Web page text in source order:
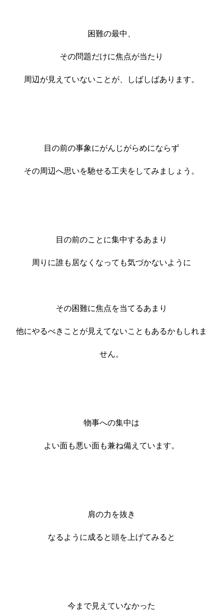
困難の最中、
その問題だけに焦点が当たり
周辺が見えていないことが、しばしばあります。
目の前の事象にがんじがらめにならず
その周辺へ思いを馳せる工夫をしてみましょう。
目の前のことに集中するあまり
周りに誰も居なくなっても気づかないように
その困難に焦点を当てるあまり
他にやるべきことが見えてないこともあるかもしれま
せん。
物事への集中は
よい面も悪い面も兼ね備えています。
肩の力を抜き
なるように成ると頭を上げてみると
今まで見えていなかった